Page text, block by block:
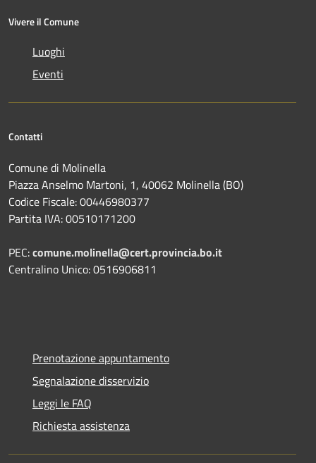
Vivere il Comune
Luoghi
Eventi
Contatti
Comune di Molinella
Piazza Anselmo Martoni, 1, 40062 Molinella (BO)
Codice Fiscale: 00446980377
Partita IVA: 00510171200
PEC:comune.molinella@cert.provincia.bo.it
Centralino Unico: 0516906811
Prenotazione appuntamento
Segnalazione disservizio
Leggi le FAQ
Richiesta assistenza